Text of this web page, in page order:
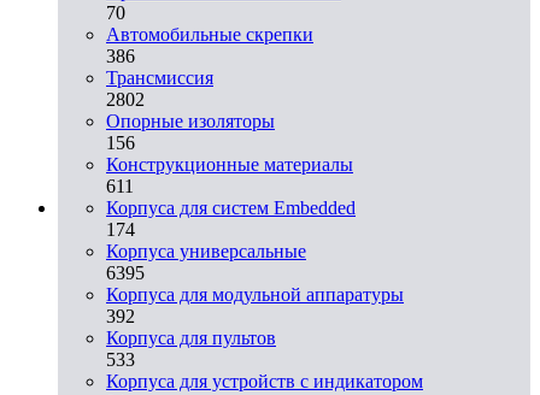
70
Автомобильные скрепки
386
Трансмиссия
2802
Опорные изоляторы
156
Конструкционные материалы
611
Корпуса для систем Embedded
174
Корпуса универсальные
6395
Корпуса для модульной аппаратуры
392
Корпуса для пультов
533
Корпуса для устройств с индикатором